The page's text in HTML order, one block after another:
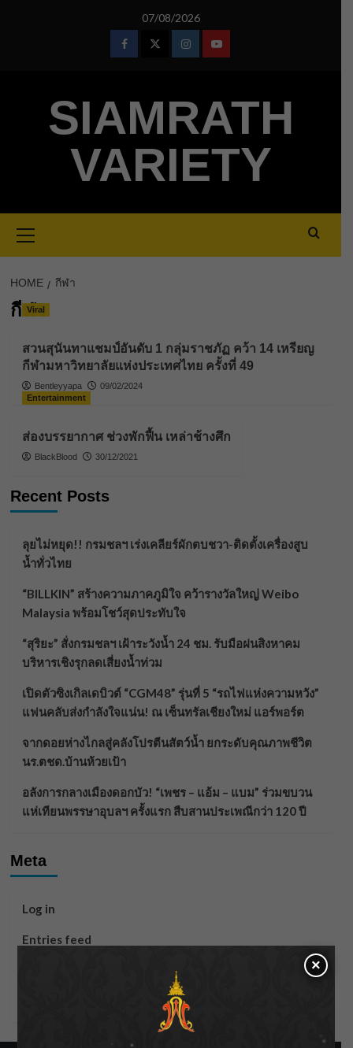
07/08/2026
FacebookTwitterInstagramYoutube
SIAMRATH
VARIETY
Menu
HOME กีฬา
กีฬา
Viral
สวนสุนันทาแชมป์อันดับ 1 กลุ่มราชภัฏ คว้า 14 เหรียญ
กีฬามหาวิทยาลัยแห่งประเทศไทย ครั้งที่ 49
Bentleyyapa
09/02/2024
Entertainment
ส่องบรรยากาศ ช่วงพักฟื้น เหล่าช้างศึก
BlackBlood 30/12/2021
Recent Posts
ลุยไม่หยุด!! กรมชลฯ เร่งเคลียร์ผักตบชวา-ติดตั้งเครื่องสูบ
น้ำทั่วไทย
“BILLKIN” สร้างความภาคภูมิใจ คว้ารางวัลใหญ่ Weibo
Malaysia พร้อมโชว์สุดประทับใจ
“สุริยะ” สั่งกรมชลฯ เฝ้าระวังน้ำ 24 ชม. รับมือฝนสิงหาคม
บริหารเชิงรุกลดเสี่ยงน้ำท่วม
เปิดตัวซิงเกิลเดบิวต์ “CGM48” รุ่นที่ 5 “รถไฟแห่งความหวัง”
แฟนคลับส่งกำลังใจแน่น! ณ เซ็นทรัลเชียงใหม่ แอร์พอร์ต
จากดอยห่างไกลสู่คลังโปรตีนสัตว์น้ำ ยกระดับคุณภาพชีวิต
นร.ตชด.บ้านห้วยเป้า
อลังการกลางเมืองดอกบัว! “เพชร – แอ้ม – แบม” ร่วมขบวน
แห่เทียนพรรษาอุบลฯ ครั้งแรก สืบสานประเพณีกว่า 120 ปี
Meta
Log in
Entries feed
×